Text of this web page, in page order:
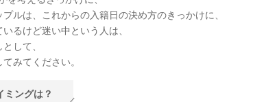
ルは、これからの入籍日の決め方のきっかけに、
るけど迷い中という人は、
して、
みてください。
ミングは？